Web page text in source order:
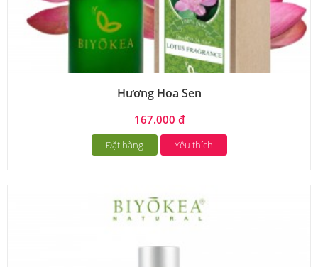
Hương Hoa Sen
167.000 đ
Đặt hàng Yêu thích